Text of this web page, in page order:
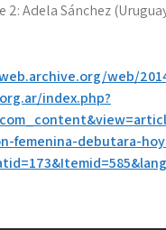
2: Adela Sánchez
web/
index.php?
femenina-debutara-